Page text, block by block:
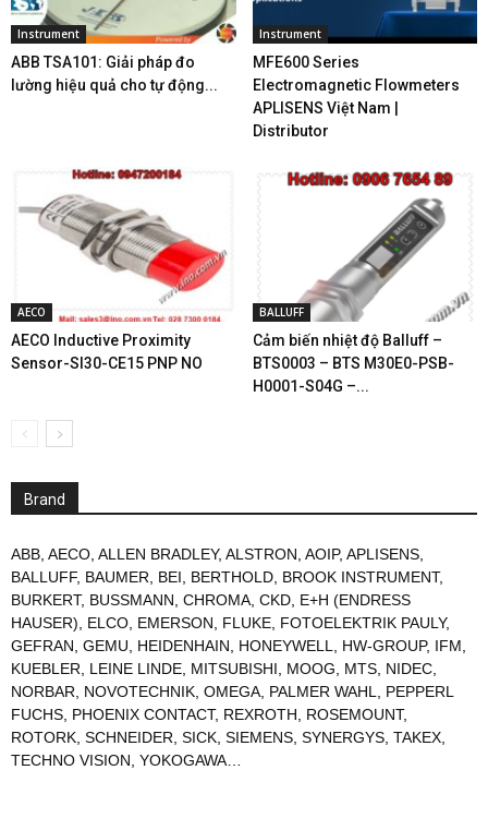
Instrument
ABB TSA101: Giải pháp đo
lường hiệu quả cho tự động...
Instrument
MFE600 Series
Electromagnetic Flowmeters
APLISENS Việt Nam |
Distributor
AECO
AECO Inductive Proximity
Sensor-SI30-CE15 PNP NO
BALLUFF
Cảm biến nhiệt độ Balluff –
BTS0003 – BTS M30E0-PSB-
H0001-S04G –...
Brand
ABB AECO ALLEN BRADLEY, ALSTRON AOIP, APLISENS
BALLUFF, BAUMER BEI BERTHOLD BROOK INSTRUMENT,
BURKERT, BUSSMANN CHROMA CKD E+H (ENDRESS
HAUSER)
ELCO EMERSON FLUKE FOTOELEKTRIK PAULY,
GEFRAN GEMU HEIDENHAIN HONEYWELL HW-GROUP, IFM
KUEBLER
LEINE LINDE MITSUBISHI MOOG MTS NIDEC
NORBAR
NOVOTECHNIK OMEGA PALMER WAHL
PEPPERL
FUCHS PHOENIX CONTACT, REXROTH ROSEMOUNT,
ROTORK SCHNEIDER SICK SIEMENS SYNERGYS TAKEX
TECHNO VISION YOKOGAWA